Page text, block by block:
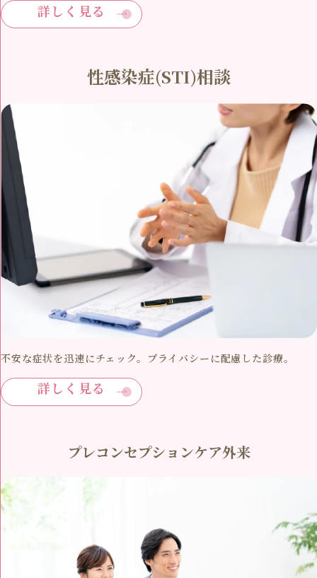
詳しく見る
性感染症(STI)相談
不安な症状を迅速にチェック。プライバシーに配慮した診療。
詳しく見る
プレコンセプションケア外来